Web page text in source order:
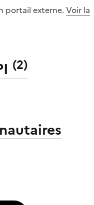
portail externe. Voir la
(2)